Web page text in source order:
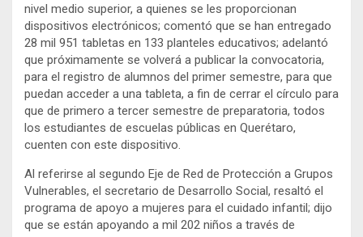
nivel medio superior, a quienes se les proporcionan
dispositivos electrónicos; comentó que se han entregado
28 mil 951 tabletas en 133 planteles educativos; adelantó
que próximamente se volverá a publicar la convocatoria,
para el registro de alumnos del primer semestre, para que
puedan acceder a una tableta, a fin de cerrar el círculo para
que de primero a tercer semestre de preparatoria, todos
los estudiantes de escuelas públicas en Querétaro,
cuenten con este dispositivo.
Al referirse al segundo Eje de Red de Protección a Grupos
Vulnerables, el secretario de Desarrollo Social, resaltó el
programa de apoyo a mujeres para el cuidado infantil; dijo
que se están apoyando a mil 202 niños a través de